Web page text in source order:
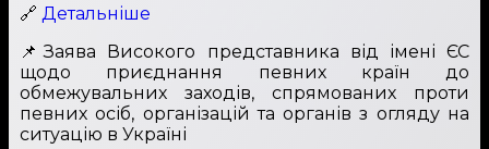
🔗 Детальніше
📌Заява Високого представника від імені ЄС
щодо приєднання певних країн до
обмежувальних заходів, спрямованих проти
певних осіб, організацій та органів з огляду на
ситуацію в Україні